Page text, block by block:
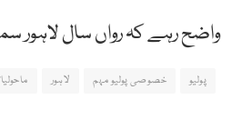
واضح رہے کہ رواں سال لاہور
پولیو خصوصی پولیو مہم لاہور